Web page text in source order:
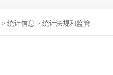
> 统计信息 > 统计法规和监管